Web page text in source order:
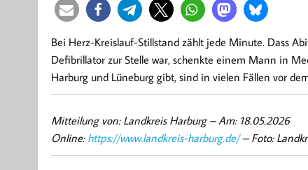
Bei Herz-Kreislauf-Stillstand zählt jede Minute. Dass
Defibrillator zur Stelle war, schenkte einem Mann in
Harburg und Lüneburg gibt, sind in vielen Fällen vor
Mitteilung von: Landkreis Harburg –Am: 18.05.2026
Online: https://www.landkreis-harburg.de/– Foto: